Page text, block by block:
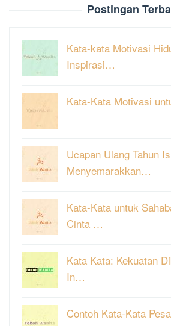
Postingan
Kata-kata Motivasi
Inspirasi…
Kata-Kata Motivasi
Ucapan Ulang Tahun
Menyemarakkan…
Kata-Kata untuk
Cinta …
Kata Kata: Kekuatan
In…
Contoh Kata-Kata